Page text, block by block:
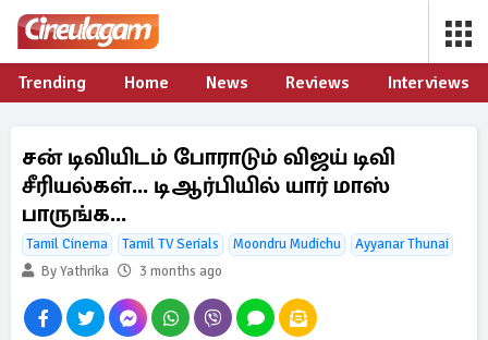
Trending Home News Reviews Interviews
சன் டிவியிடம் போராடும் விஜய் டிவி
சீரியல்கள்... டிஆர்பியில் யார் மாஸ்
பாருங்க...
Tamil Cinema Tamil TV Serials Moondru Mudichu
Ayyanar Thunai
By Yathrika
3 months ago